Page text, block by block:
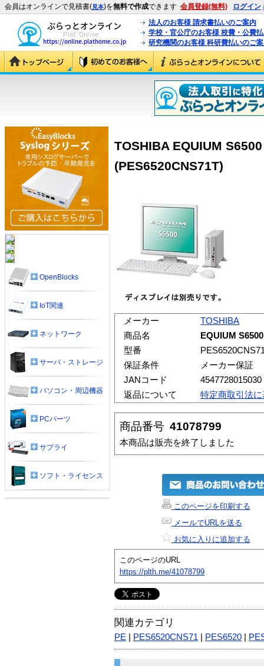
会員はオンラインで見積書(見本)を無料で作成できます 会員登録(無料) ログイン
法人のお客様 請求書払いのご案内
学校・官公庁のお客様 校費・公費
研究機関のお客様 科研費払いのご
TOSHIBA EQUIUM
(PES6520CNS71T)
メーカー
TOSHIBA
商品名
EQUIUM
型番
保証条件
メーカー保証
JANコード
4547728015030
返品について
特定商取引法
商品番号 41078799
本商品は販売を終了しました
このページを印刷する
メールでURLを送る
お気に入りに追加する
このページのURL
https://plth.me/41078799
関連カテゴリ
PE PES6520CNS71 PES6520
OpenBlocks
IoT関連
ネットワーク
サーバ・ストレージ
パソコン・周辺機器
PCパーツ
サプライ
ソフト・ライセンス